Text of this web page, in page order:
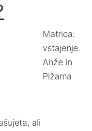
Matrica:
vstajenje.
Anže in
Pižama
ali